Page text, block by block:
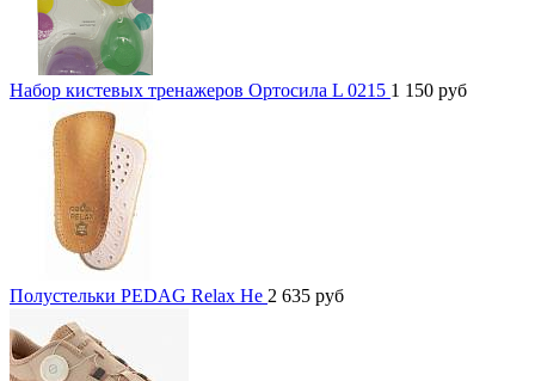
Набор кистевых тренажеров Ортосила L 0215 1 150 руб
Полустельки PEDAG Relax He 2 635 руб